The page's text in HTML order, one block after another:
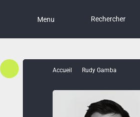
Menu Rechercher
Accueil Rudy Gamba